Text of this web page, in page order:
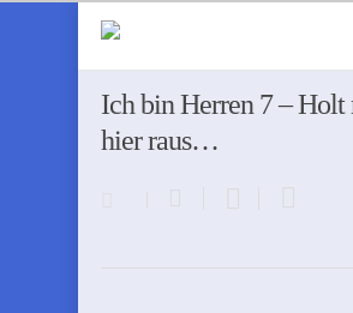
Ich bin Herren 7 – Holt
hier raus…